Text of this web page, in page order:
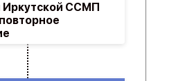
Иркутской ССМП